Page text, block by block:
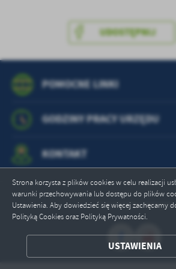
Strona korzysta z plików cookies w celu realizacji
warunki przechowywania lub dostępu do plików
Ustawienia. Aby dowiedzieć się więcej zachęcamy
Polityką Cookies oraz Polityką Prywatności.
USTAWIENIA
ZAPISZ WYBRANE
UDOSTĘPNIJ
POMOCNE LINKI
GODZINY PRACY URZĘDU
KONTAKT
Odwiedzin: 369285